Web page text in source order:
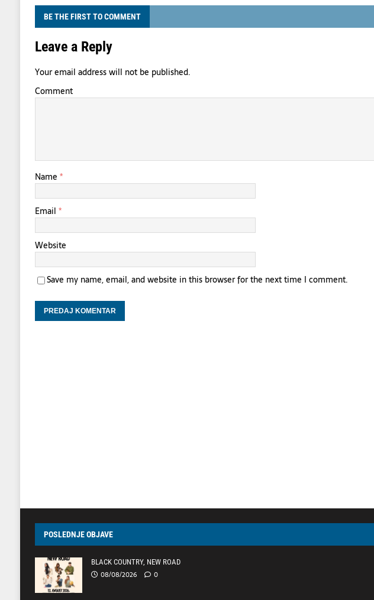
BE THE FIRST TO COMMENT
Leave a Reply
Your email address will not be published.
Comment
Name *
Email *
Website
Save my name, email, and website in this browser for the next time I comment.
POSLEDNJE OBJAVE
BLACK COUNTRY, NEW ROAD
08/08/2026 0